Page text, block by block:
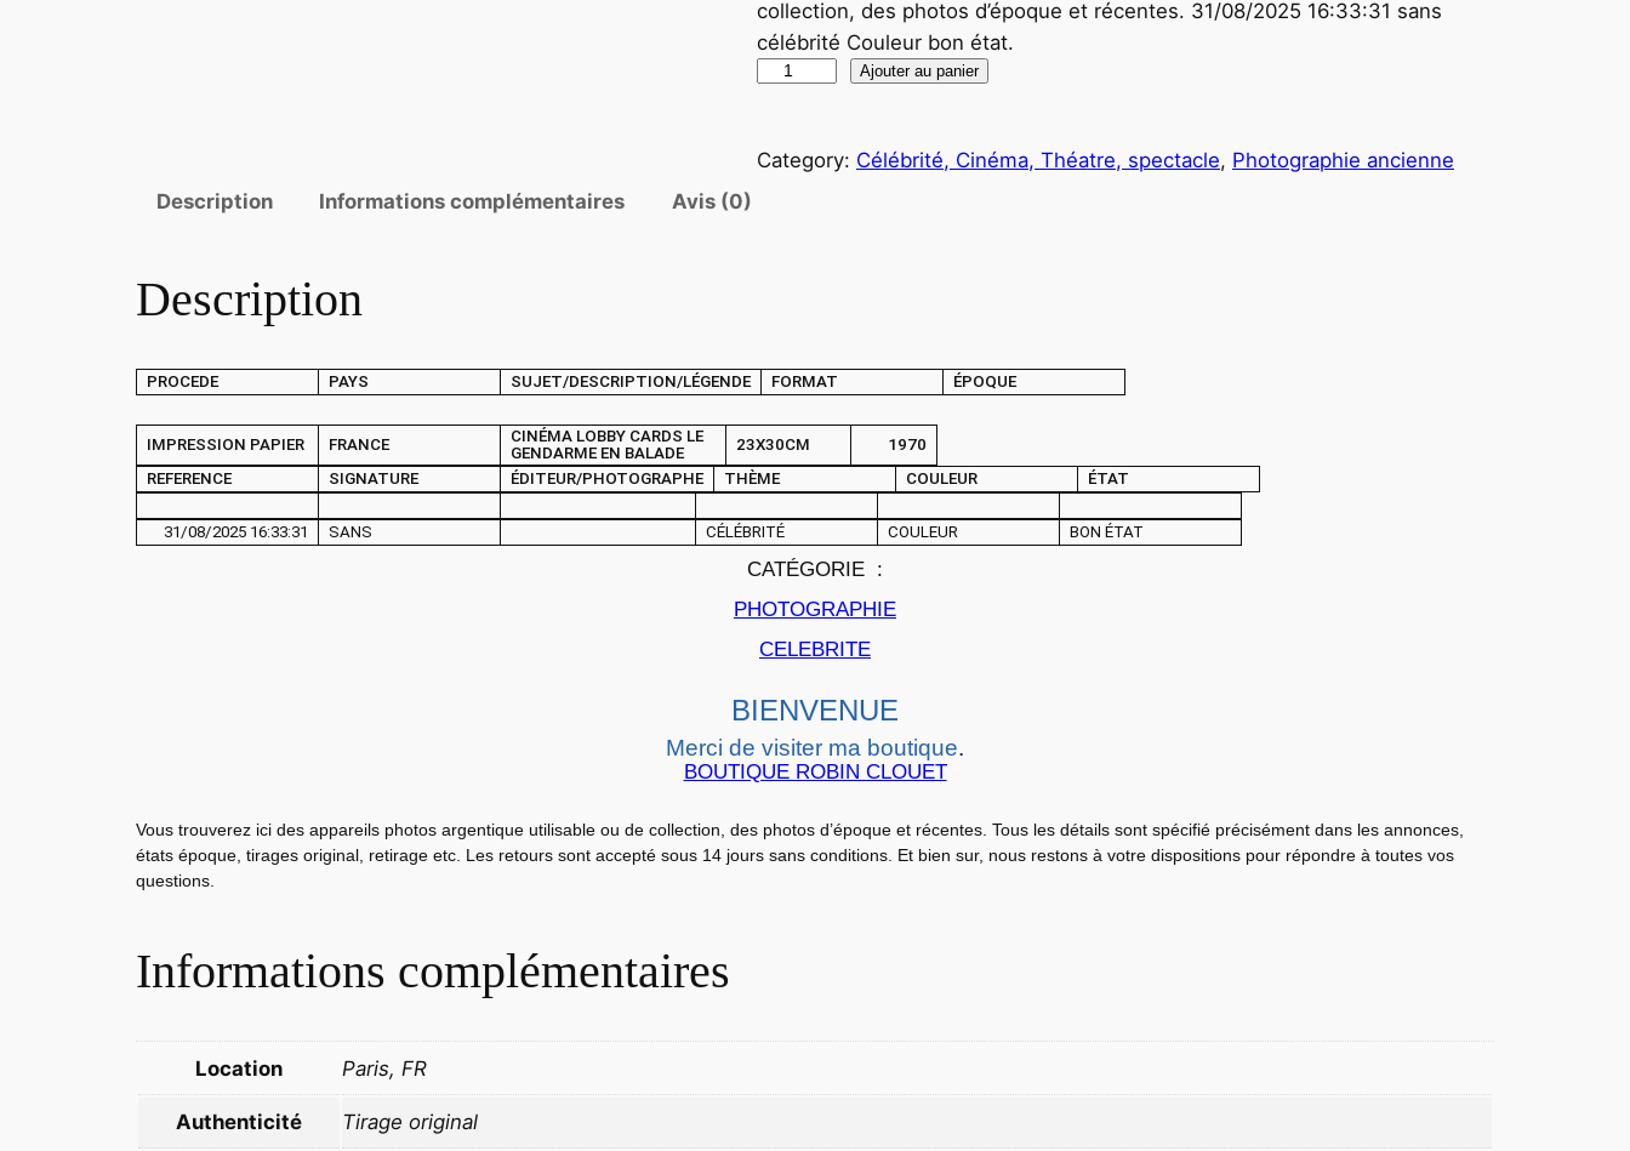
collection, des photos d’époque et récentes. 31/08/2025 16:33:31 sans
célébrité Couleur bon état.
n
H
O
T
O
C
i
n
é
a
O
B
Y
L
e
Ajouter au panier
Category: Célébrité, Cinéma, Théatre, spectacle, Photographie ancienne
Description
Informations complémentaires Avis (0)
Description
PROCEDE PAYS SUJET/DESCRIPTION/LÉGENDE FORMAT ÉPOQUE
IMPRESSION PAPIER FRANCE
CINÉMA LOBBY CARDS LE
GENDARME EN BALADE
23X30CM
1970
REFERENCE
SIGNATURE ÉDITEUR/PHOTOGRAPHE THÈME COULEUR ÉTAT
31/08/2025 16:33:31 SANS CÉLÉBRITÉ COULEUR BON ÉTAT
CATÉGORIE :
PHOTOGRAPHIE
CELEBRITE
BIENVENUE
Merci de visiter ma boutique.
BOUTIQUE ROBIN CLOUET
Vous trouverez ici des appareils photos argentique utilisable ou de collection, des photos d’époque et récentes. Tous les détails sont spécifié précisément dans les annonces,
états époque, tirages original, retirage etc. Les retours sont accepté sous 14 jours sans conditions. Et bien sur, nous restons à votre dispositions pour répondre à toutes vos
questions.
Informations complémentaires
Location Paris, FR
Authenticité Tirage original